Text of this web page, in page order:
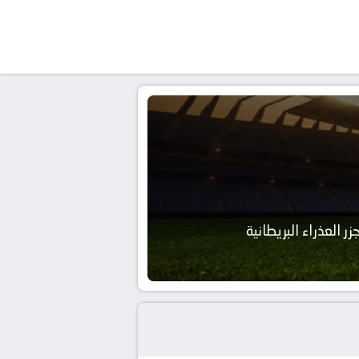
العذراء البريطانية